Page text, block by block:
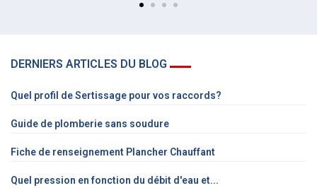
DERNIERS ARTICLES DU BLOG
Quel profil de Sertissage pour vos raccords?
Guide de plomberie sans soudure
Fiche de renseignement Plancher Chauffant
Quel pression en fonction du débit d'eau et...